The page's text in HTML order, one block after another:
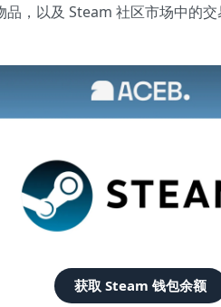
，以及 Steam 社区市场中的
获取 Steam 钱包余额